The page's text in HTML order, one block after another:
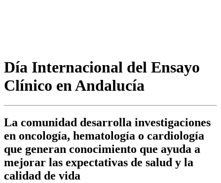
Día Internacional del Ensayo
Clínico en Andalucía
La comunidad desarrolla investigaciones
en oncología, hematología o cardiología
que generan conocimiento que ayuda a
mejorar las expectativas de salud y la
calidad de vida